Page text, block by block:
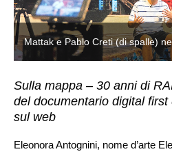
Mattak e Pablo Creti (di spalle)
Sulla mappa – 30 anni di
del documentario digital
sul web
Eleonora Antognini, nome d’arte